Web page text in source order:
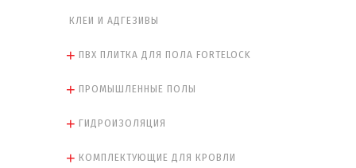
КЛЕИ И АДГЕЗИВЫ
ПВХ ПЛИТКА ДЛЯ ПОЛА FORTELOCK
ПРОМЫШЛЕННЫЕ ПОЛЫ
ГИДРОИЗОЛЯЦИЯ
КОМПЛЕКТУЮЩИЕ ДЛЯ КРОВЛИ